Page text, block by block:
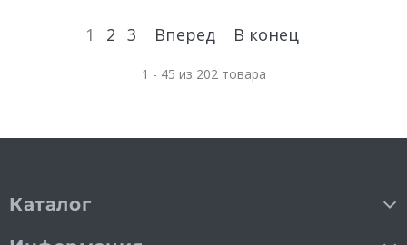
1 2 3 Вперед В конец
1 - 45 из 202 товара
Каталог